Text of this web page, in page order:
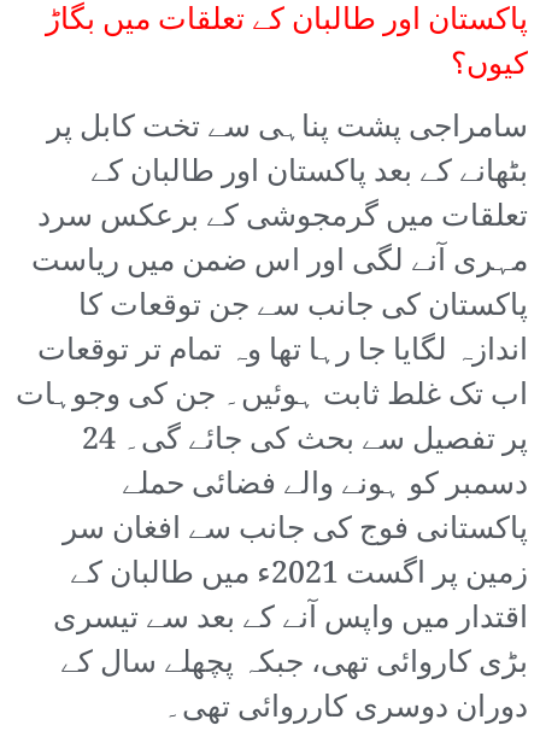
پاکستان اور طالبان کے تعلقات میں بگاڑ
کیوں؟
سامراجی پشت پناہی سے تخت کابل پر
بٹھانے کے بعد پاکستان اور طالبان کے
تعلقات میں گرمجوشی کے برعکس سرد
مہری آنے لگی اور اس ضمن میں ریاست
پاکستان کی جانب سے جن توقعات کا
اندازہ لگایا جا رہا تھا وہ تمام تر توقعات
اب تک غلط ثابت ہوئیں۔ جن کی وجوہات
پر تفصیل سے بحث کی جائے گی۔ 24
دسمبر کو ہونے والے فضائی حملے
پاکستانی فوج کی جانب سے افغان سر
زمین پر اگست 2021ء میں طالبان کے
اقتدار میں واپس آنے کے بعد سے تیسری
بڑی کاروائی تھی، جبکہ پچھلے سال کے
دوران دوسری کارروائی تھی۔